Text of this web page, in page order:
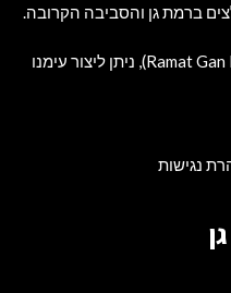
ברמת גן והסביבה הקרובה.
לפרסום באתר חדשות רמת גן (Ramat Gan News), ניתן ליצור עימנו
נגישות